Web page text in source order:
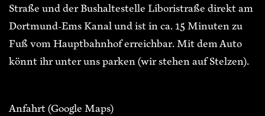
Straße und der Bushaltestelle Liboristraße direkt am
Dortmund-Ems Kanal und ist in ca. 15 Minuten zu
Fuß vom Hauptbahnhof erreichbar. Mit dem Auto
könnt ihr unter uns parken (wir stehen auf Stelzen).
Anfahrt(Google Maps)